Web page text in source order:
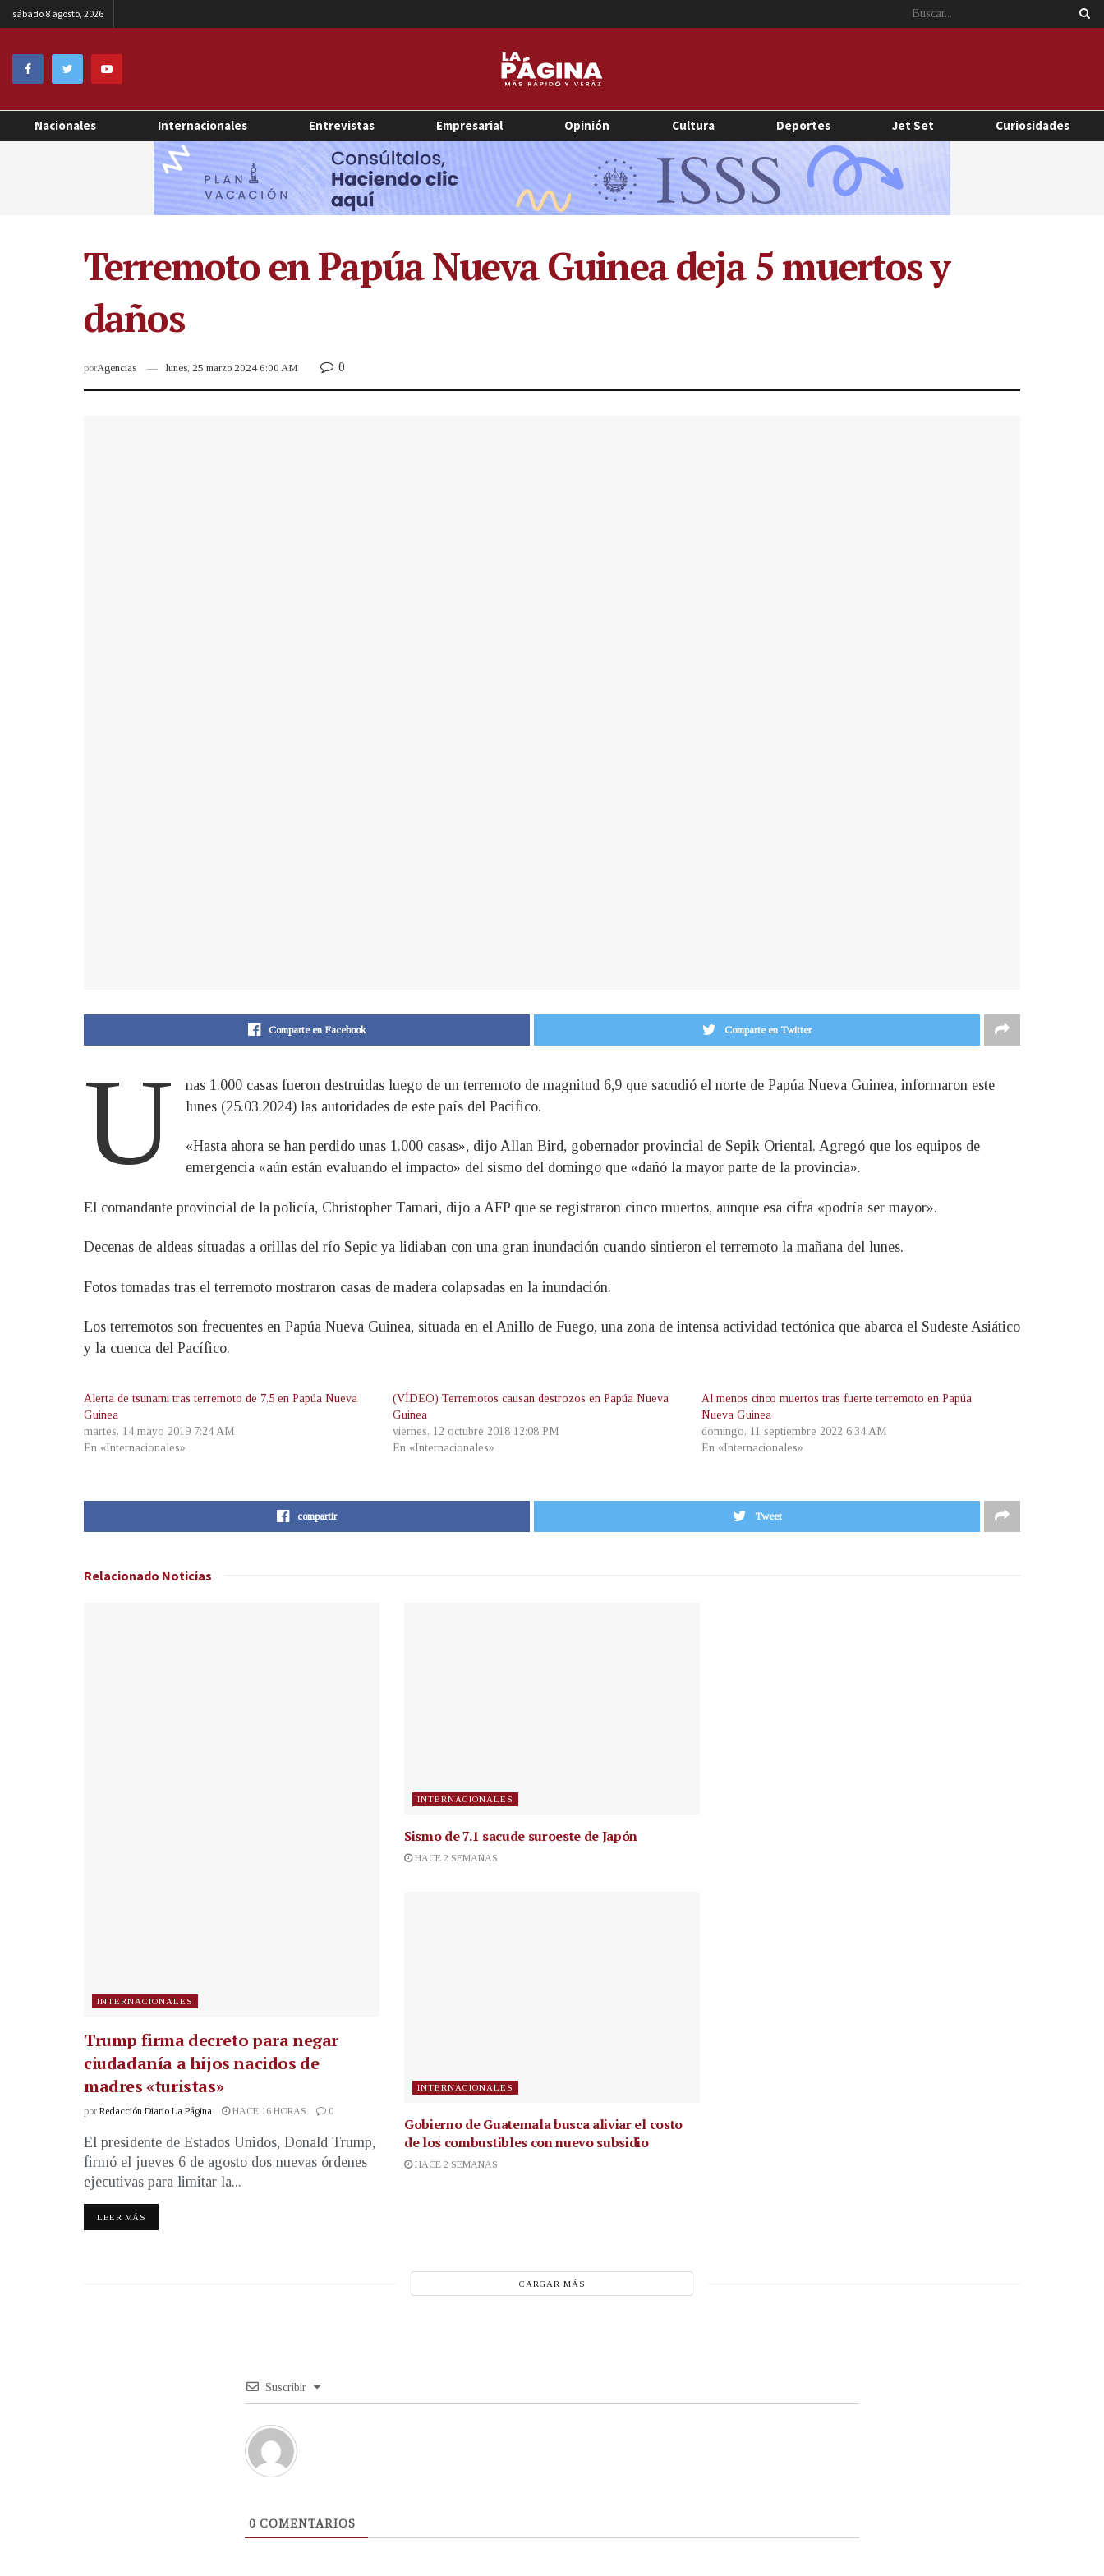
sábado 8 agosto, 2026
Nacionales Internacionales Entrevistas Empresarial Opinión Cultura Deportes Jet Set Curiosidades
Terremoto en Papúa Nueva Guinea deja 5 muertos y
daños
porAgencias lunes, 25 marzo 2024 6:00 AM 0
Comparte en Facebook Comparte en Twitter
U
nas 1.000 casas fueron destruidas luego de un terremoto de magnitud 6,9 que sacudió el norte de Papúa Nueva Guinea, informaron este
lunes (25.03.2024) las autoridades de este país del Pacifico.
«Hasta ahora se han perdido unas 1.000 casas», dijo Allan Bird, gobernador provincial de Sepik Oriental. Agregó que los equipos de
emergencia «aún están evaluando el impacto» del sismo del domingo que «dañó la mayor parte de la provincia».
El comandante provincial de la policía, Christopher Tamari, dijo a AFP que se registraron cinco muertos, aunque esa cifra «podría ser mayor».
Decenas de aldeas situadas a orillas del río Sepic ya lidiaban con una gran inundación cuando sintieron el terremoto la mañana del lunes.
Fotos tomadas tras el terremoto mostraron casas de madera colapsadas en la inundación.
Los terremotos son frecuentes en Papúa Nueva Guinea, situada en el Anillo de Fuego, una zona de intensa actividad tectónica que abarca el Sudeste Asiático
y la cuenca del Pacífico.
Alerta de tsunami tras terremoto de 7,5 en Papúa Nueva
Guinea
martes, 14 mayo 2019 7:24 AM
En «Internacionales»
(VÍDEO) Terremotos causan destrozos en Papúa Nueva
Guinea
viernes, 12 octubre 2018 12:08 PM
En «Internacionales»
Al menos cinco muertos tras fuerte terremoto en Papúa
Nueva Guinea
domingo, 11 septiembre 2022 6:34 AM
En «Internacionales»
compartir Tweet
Relacionado Noticias
INTERNACIONALES
Trump firma decreto para negar
ciudadanía a hijos nacidos de
madres «turistas»
por Redacción Diario La Página HACE 16 HORAS 0
El presidente de Estados Unidos, Donald Trump,
firmó el jueves 6 de agosto dos nuevas órdenes
ejecutivas para limitar la...
LEER MÁS
INTERNACIONALES
Sismo de 7.1 sacude suroeste de Japón
HACE 2 SEMANAS
INTERNACIONALES
Gobierno de Guatemala busca aliviar el costo
de los combustibles con nuevo subsidio
HACE 2 SEMANAS
CARGAR MÁS
Suscribir
0 COMENTARIOS